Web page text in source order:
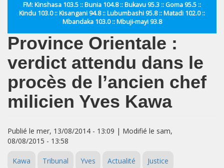
FM: Kinshasa 103.5 :: Bunia 104.8 :: Bukavu 95.3 :: Goma 95.5 ::
Kindu 103.0 :: Kisangani 94.8 :: Lubumbashi 95.8 :: Matadi 102.0 ::
Mbandaka 103.0 :: Mbuji-mayi 93.8
Province Orientale :
verdict attendu dans le
procès de l’ancien chef
milicien Yves Kawa
Publié le mer, 13/08/2014 - 13:09 | Modifié le sam,
08/08/2015 - 13:58
Kawa Tribunal Yves Actualité Justice